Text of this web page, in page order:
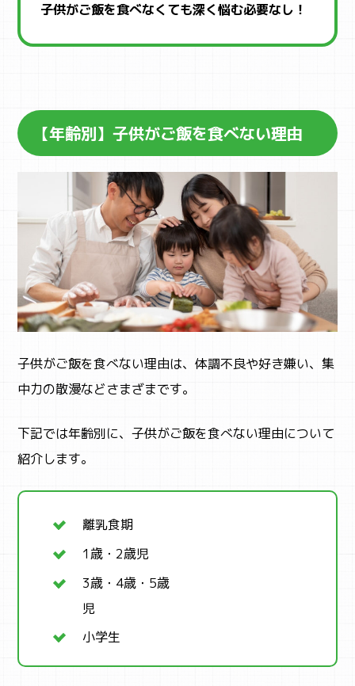
子供がご飯を食べなくても深く悩む必要なし！
【年齢別】子供がご飯を食べない理由
子供がご飯を食べない理由は、体調不良や好き嫌い、集
中力の散漫などさまざまです。
下記では年齢別に、子供がご飯を食べない理由について
紹介します。
離乳食期
1歳・2歳児
3歳・4歳・5歳
児
小学生